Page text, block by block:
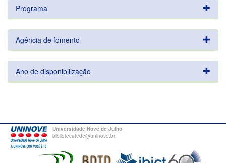
Programa
Agência de fomento
Ano de disponibilização
Universidade Nove de Julho
bibliotecatede@uninove.br